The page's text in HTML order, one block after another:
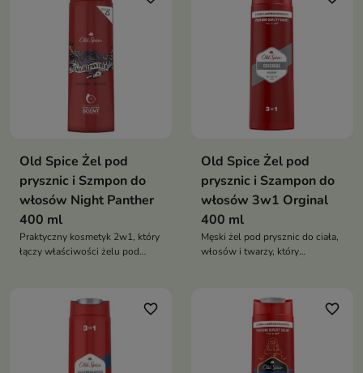
Old Spice Żel pod
prysznic i Szmpon do
włosów Night Panther
400 ml
Praktyczny kosmetyk 2w1, który
łączy właściwości żelu pod
Old Spice Żel pod
prysznic i Szampon do
włosów 3w1 Orginal
400 ml
Męski żel pod prysznic do ciała,
włosów i twarzy, który
pozostawia kultowy
favorite_border favorite_border